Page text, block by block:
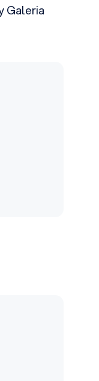
Galeria